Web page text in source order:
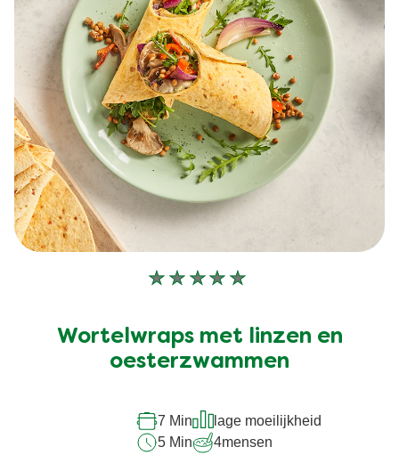
Geen
ingediend
voor
Wortelwraps met linzen en
oesterzwammen
7 Min
lage moeilijkheid
5 Min
4mensen